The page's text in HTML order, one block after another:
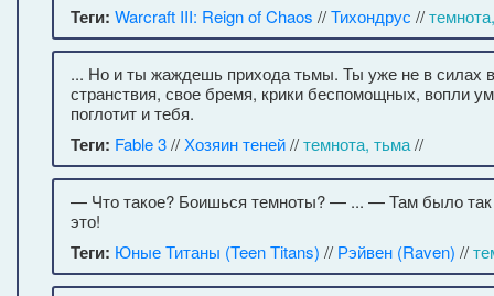
Теги: Warcraft III: Reign of Chaos //Тихондрус //
... Но и ты жаждешь прихода тьмы. Ты уже не в силах
странствия, свое бремя, крики беспомощных, вопли
поглотит и тебя.
Теги: Fable 3// Хозяин теней//темнота, тьма//
— Что такое? Боишься темноты? — ... — Там было так
это!
Теги: Юные Титаны (Teen Titans) // Рэйвен (Raven) //